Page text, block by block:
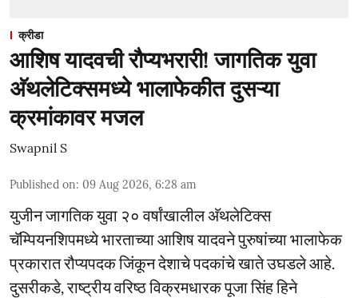
क्रीडा
आशिष यादवची रौप्यभरारी! जागतिक युवा
अ‍ॅथलेटिक्समध्ये भालाफेकीत दुसऱ्या
क्रमांकावर मजल
Swapnil S
Published on: 09 Aug 2026, 6:28 am
युजीन जागतिक युवा २० वर्षांखालील अ‍ॅथलेटिक्स
चॅम्पियनशिपमध्ये भारताच्या आशिष यादवने पुरुषांच्या भालाफेक
प्रकारात रौप्यपदक जिंकून देशाचे पदकांचे खाते उघडले आहे.
दुसरीकडे, राष्ट्रीय वरिष्ठ विक्रमधारक पूजा सिंह हिने